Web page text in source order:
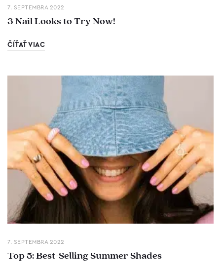
7. SEPTEMBRA 2022
3 Nail Looks to Try Now!
ČÍŤAŤ VIAC
7. SEPTEMBRA 2022
Top 5: Best-Selling Summer Shades